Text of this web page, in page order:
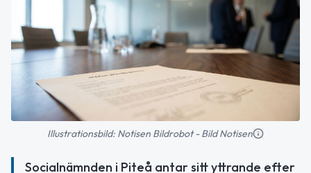
Illustrationsbild: Notisen Bildrobot - Bild Notisen
Socialnämnden i Piteå antar sitt yttrande efter